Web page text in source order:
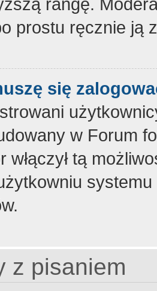
prostu ręcznie ją
się
w Forum
włączył tą
z pisaniem